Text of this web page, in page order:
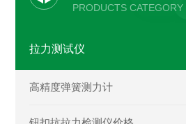
PRODUCTS CATEGORY
拉力测试仪
高精度弹簧测力计